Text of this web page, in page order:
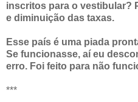
inscritos para o vestibular?
e diminuição das taxas.
Esse país é uma piada
Se funcionasse, aí eu
erro. Foi feito para não
***